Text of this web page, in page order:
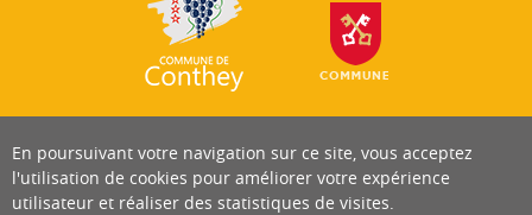
En poursuivant votre navigation sur ce site, vous acceptez
l'utilisation de cookies pour améliorer votre expérience
utilisateur et réaliser des statistiques de visites.